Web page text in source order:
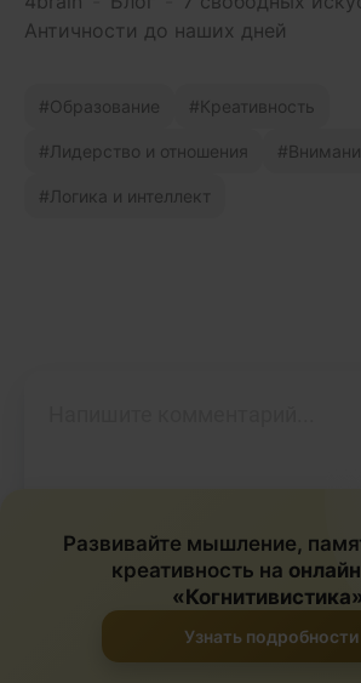
Античности до наших дней
Образование Креативность
Лидерство и отношения
Логика и интеллект
Развивайте мышление,
креативность на
«Когнитивистика»
Узнать подробности